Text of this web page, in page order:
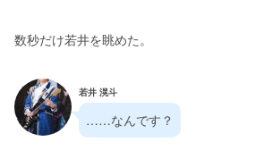
数秒だけ若井を眺めた。
若井 滉斗
……なんです？